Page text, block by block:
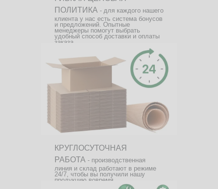
ПОЛИТИКА - для каждого нашего
клиента у нас есть система бонусов
и предложений. Опытные
менеджеры помогут выбрать
удобный способ доставки и оплаты
заказа.
КРУГЛОСУТОЧНАЯ
РАБОТА - производственная
линия и склад работают в режиме
24/7, чтобы вы получили нашу
продукцию вовремя.